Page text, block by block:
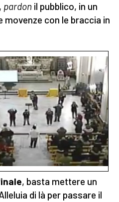
pardon il pubblico, in un
con le braccia in
, basta mettere un
di là per passare il